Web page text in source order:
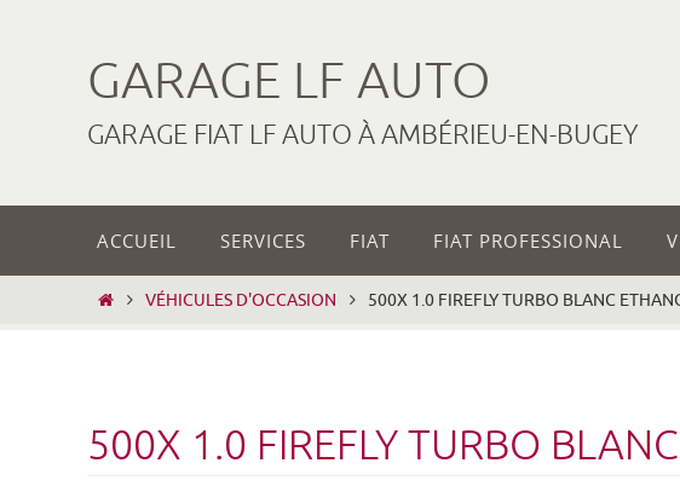
GARAGE LF AUTO
GARAGE FIAT LF AUTO À AMBÉRIEU-EN-BUGEY
le
ACCUEIL SERVICES FIAT FIAT PROFESSIONAL
HOMEVÉHICULES D'OCCASION 500X 1.0 FIREFLY TURBO BLANC
500X 1.0 FIREFLY TURBO